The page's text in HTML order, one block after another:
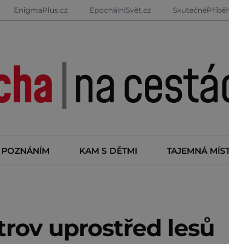
EnigmaPlus.cz EpochálníSvět.cz
KAM S DĚTMI TAJEMNÁ
uprostřed lesů